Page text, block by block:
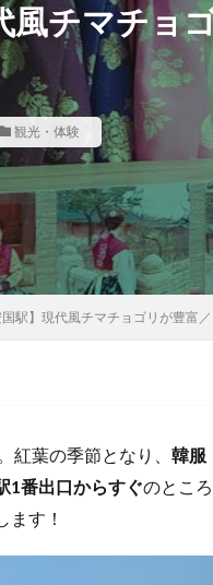
風チマチョ
観光・体験
国駅】現代風チマチョゴリが豊富
紅葉の季節となり、 韓服
1番出口からすぐのとこ
ます！